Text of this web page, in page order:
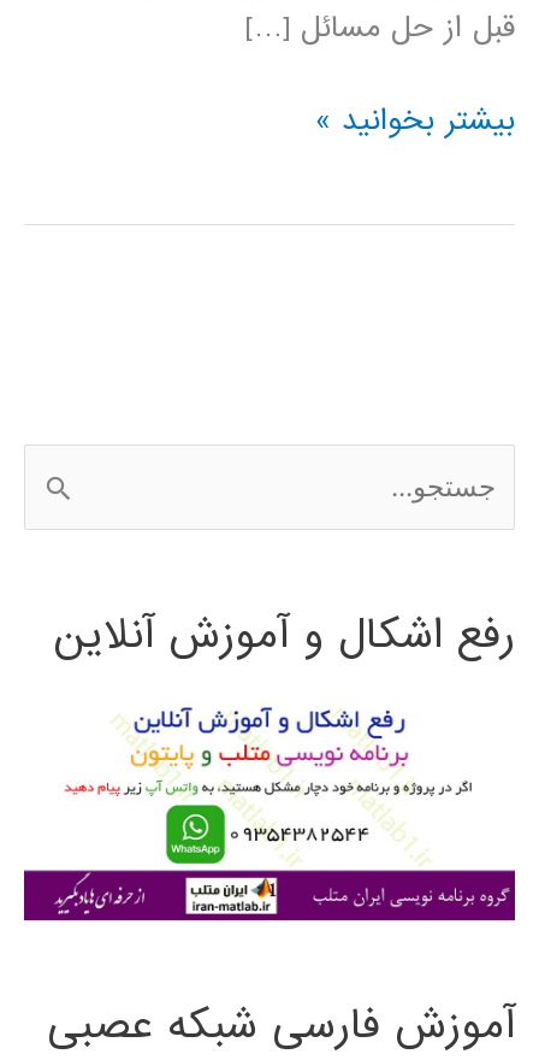
قبل از حل مسائل […]
حل
بهینه‌سازی
matlab
بیشتر بخوانید »
س
ج
ی
رفع اشکال و آموزش آنلاین
آموزش فارسی شبکه عصبی